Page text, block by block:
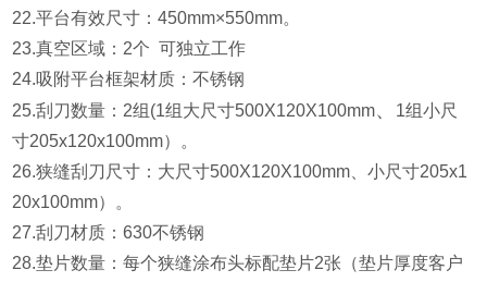
22.平台有效尺寸：450mm×550mm。
23.真空区域：2个 可独立工作
24.吸附平台框架材质：不锈钢
25.刮刀数量：2组(1组大尺寸500X120X100mm、
1组小尺
寸205x120x100mm）。
26.狭缝刮刀尺寸：大尺寸500X120X100mm、小尺寸205x1
20x100mm）。
27.刮刀材质：630不锈钢
28.垫片数量：每个狭缝涂布头标配垫片2张（垫片厚度客户